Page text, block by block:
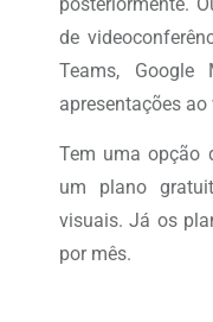
de
Teams,
apresentações ao
Tem uma opção
um plano
visuais. Já os
por mês.